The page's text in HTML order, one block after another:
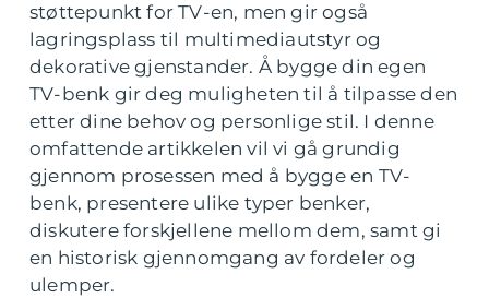
støttepunkt for TV-en, men gir også
lagringsplass til multimediautstyr og
dekorative gjenstander. Å bygge din egen
TV-benk gir deg muligheten til å tilpasse den
etter dine behov og personlige stil. I denne
omfattende artikkelen vil vi gå grundig
gjennom prosessen med å bygge en TV-
benk, presentere ulike typer benker,
diskutere forskjellene mellom dem, samt gi
en historisk gjennomgang av fordeler og
ulemper.